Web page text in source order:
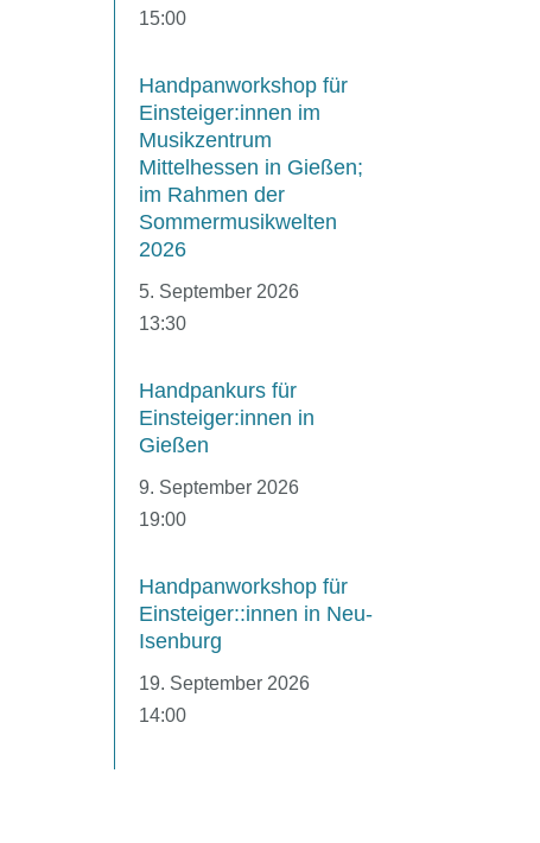
15:00
Handpanworkshop für
Einsteiger:innen im
Musikzentrum
Mittelhessen in Gießen;
im Rahmen der
Sommermusikwelten
2026
5. September 2026
13:30
Handpankurs für
Einsteiger:innen in
Gießen
9. September 2026
19:00
Handpanworkshop für
Einsteiger::innen in Neu-
Isenburg
19. September 2026
14:00